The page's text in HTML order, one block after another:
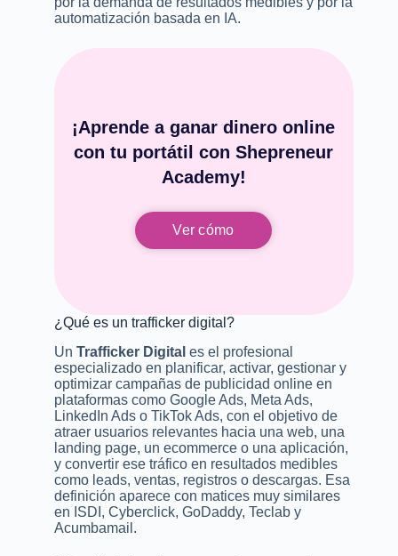
automatización basada en IA.
¡Aprende a ganar dinero online
con tu portátil con Shepreneur
Academy!
Ver cómo
¿Qué es un trafficker digital?
Un Trafficker Digital es el profesional
especializado en planificar, activar, gestionar y
optimizar campañas de publicidad online en
plataformas como Google Ads, Meta Ads,
LinkedIn Ads o TikTok Ads, con el objetivo de
atraer usuarios relevantes hacia una web, una
landing page, un ecommerce o una aplicación,
y convertir ese tráfico en resultados medibles
como leads, ventas, registros o descargas. Esa
definición aparece con matices muy similares
en ISDI, Cyberclick, GoDaddy, Teclab y
Acumbamail.